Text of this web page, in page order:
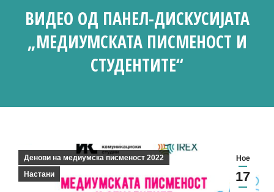
ВИДЕО ОД ПАНЕЛ-ДИСКУСИЈАТА
„МЕДИУМСКАТА ПИСМЕНОСТ И
СТУДЕНТИТЕ“
Ное
17
Денови на медиумска писменост 2022
Настани